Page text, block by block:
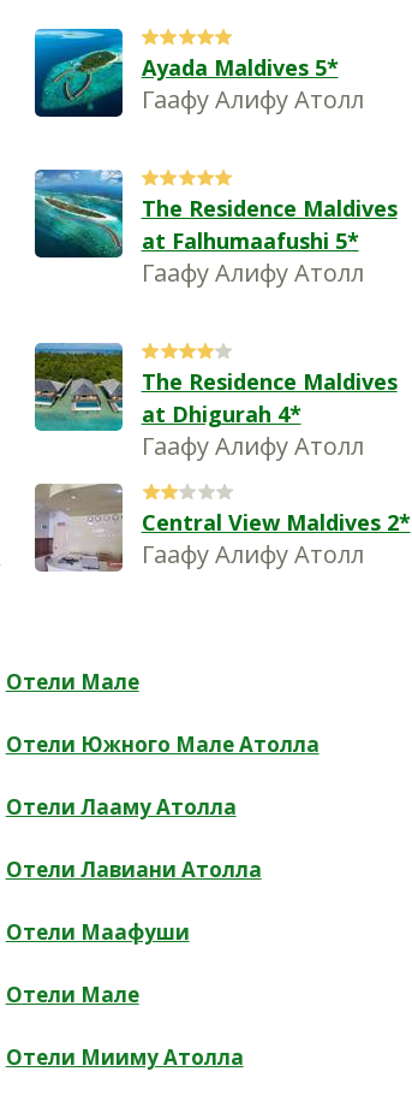
Ayada Maldives 5*
Гаафу Алифу Атолл
The Residence Maldives
at Falhumaafushi 5*
Гаафу Алифу Атолл
The Residence Maldives
at Dhigurah 4*
Гаафу Алифу Атолл
Central View Maldives 2*
Гаафу Алифу Атолл
Отели Мале
Отели Южного Мале Атолла
Отели Лааму Атолла
Отели Лавиани Атолла
Отели Маафуши
Отели Мале
Отели Мииму Атолла